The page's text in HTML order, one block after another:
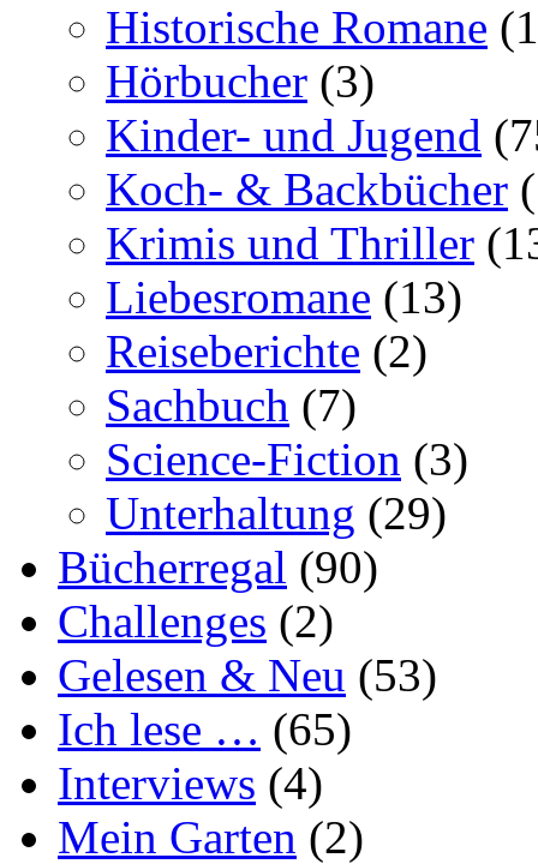
Historische Romane
Hörbucher (3)
Kinder- und Jugend
Koch- & Backbücher
Krimis und Thriller
Liebesromane (13)
Reiseberichte (2)
Sachbuch (7)
Science-Fiction (3)
Unterhaltung (29)
Bücherregal (90)
Challenges (2)
Gelesen & Neu (53)
Ich lese … (65)
Interviews (4)
Mein Garten (2)